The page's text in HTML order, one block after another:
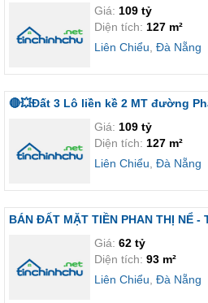
Giá: 109 tỷ
Diện tích: 127 m²
Liên Chiểu Đà Nẵng
🔴💥Đất 3 Lô liền kề 2 MT đường
Giá: 109 tỷ
Diện tích: 127 m²
Liên Chiểu Đà Nẵng
BÁN ĐẤT MẶT TIỀN PHAN THỊ NỂ -
Giá: 62 tỷ
Diện tích: 93 m²
Liên Chiểu Đà Nẵng